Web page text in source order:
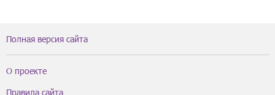
Полная версия сайта
О проекте
Правила сайта